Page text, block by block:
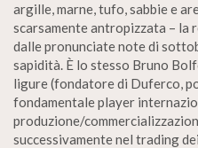
argille, marne, tufo, sabbie e
scarsamente antropizzata – la
dalle pronunciate note di
sapidità. È lo stesso Bruno
ligure (fondatore di Duferco,
fondamentale player
produzione/
successivamente nel trading